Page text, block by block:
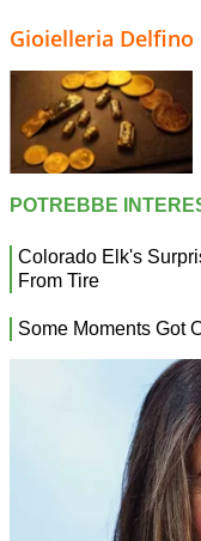
Gioielleria Delfino